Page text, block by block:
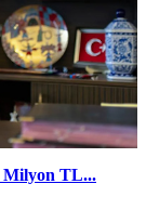
Milyon TL...